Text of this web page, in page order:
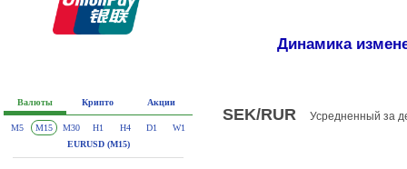
Динамика
SEK/RUR Усредненный за